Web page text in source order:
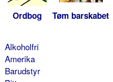
Ordbog Tøm barskabet
Alkoholfri
Amerika
Barudstyr